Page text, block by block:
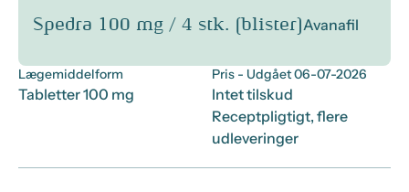
Spedra 100 mg / 4 stk. (blister)Avanafil
Lægemiddelform
Tabletter 100 mg
Pris - Udgået 06-07-2026
Intet tilskud
Receptpligtigt, flere
udleveringer